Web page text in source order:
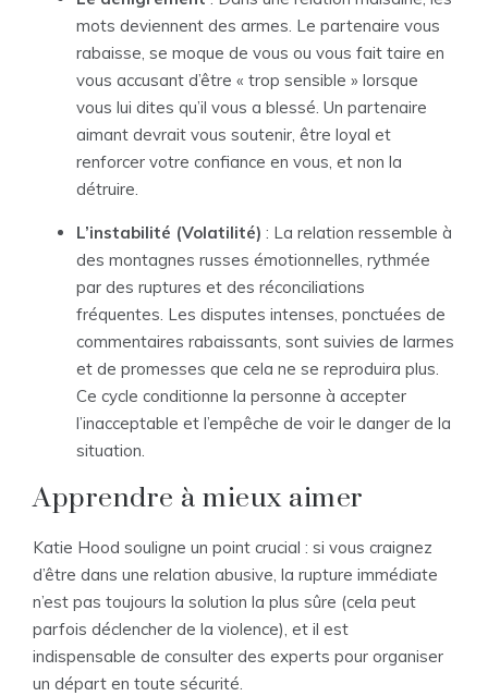
mots deviennent des armes. Le partenaire vous
rabaisse, se moque de vous ou vous fait taire en
vous accusant d’être « trop sensible » lorsque
vous lui dites qu’il vous a blessé. Un partenaire
aimant devrait vous soutenir, être loyal et
renforcer votre confiance en vous, et non la
détruire.
L’instabilité (Volatilité) : La relation ressemble à
des montagnes russes émotionnelles, rythmée
par des ruptures et des réconciliations
fréquentes. Les disputes intenses, ponctuées de
commentaires rabaissants, sont suivies de larmes
et de promesses que cela ne se reproduira plus.
Ce cycle conditionne la personne à accepter
l’inacceptable et l’empêche de voir le danger de la
situation.
Apprendre à mieux aimer
Katie Hood souligne un point crucial : si vous craignez
d’être dans une relation abusive, la rupture immédiate
n’est pas toujours la solution la plus sûre (cela peut
parfois déclencher de la violence), et il est
indispensable de consulter des experts pour organiser
un départ en toute sécurité.